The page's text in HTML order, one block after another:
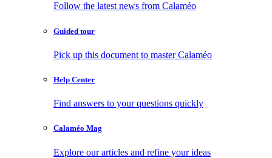
Follow the latest news from Calaméo
Guided tour
Pick up this document to master Calaméo
Help Center
Find answers to your questions quickly
Calaméo Mag
Explore our articles and refine your ideas